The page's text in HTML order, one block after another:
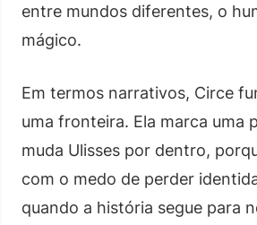
entre mundos diferentes, o
mágico.
Em termos narrativos, Circe
uma fronteira. Ela marca uma
muda Ulisses por dentro,
com o medo de perder
quando a história segue para